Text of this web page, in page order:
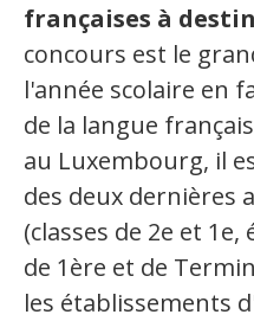
Francisation de
Recueil de bonnes pratiques
Secteurs d'activité
Hébergement et
Plastiques et composites
Télécommunications
françaises à
concours est le
l'année scolaire en
de la langue
au Luxembourg, il
des deux dernières
(classes de 2e et
de 1ère et de
les établissements